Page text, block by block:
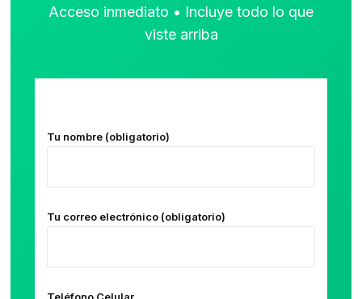
Acceso inmediato • Incluye todo lo que
viste arriba
Tu nombre (obligatorio)
Tu correo electrónico (obligatorio)